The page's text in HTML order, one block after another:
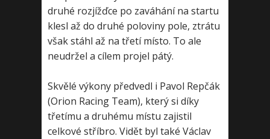
druhé rozjížďce po zaváhání na startu
klesl až do druhé poloviny pole, ztrátu
však stáhl až na třetí místo. To ale
neudržel a cílem projel pátý.
Skvělé výkony předvedl i Pavol Repčák
(Orion Racing Team), který si díky
třetímu a druhému místu zajistil
celkové stříbro. Vidět byl také Václav